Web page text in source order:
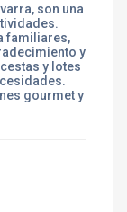
son una
familiares,
y
y lotes
gourmet y